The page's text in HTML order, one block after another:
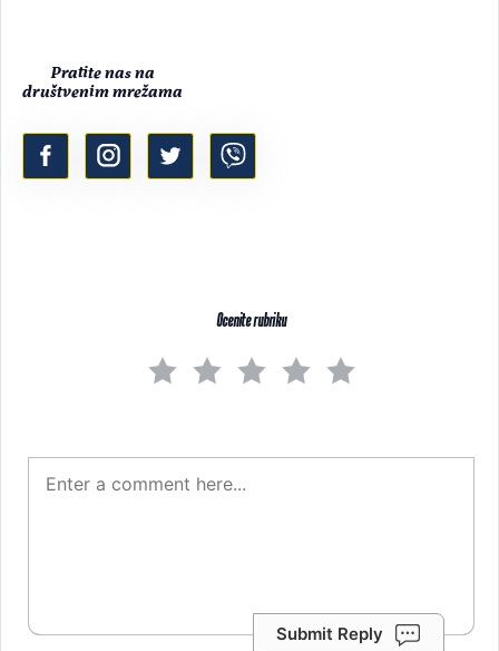
Pratite nas na
društvenim mrežama
Ocenite rubriku
Submit Reply